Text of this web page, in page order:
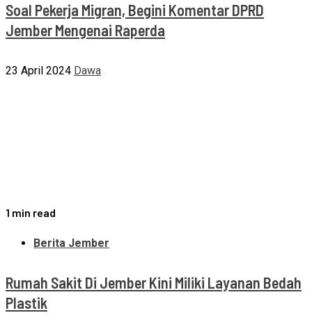
Soal Pekerja Migran, Begini Komentar DPRD
Jember Mengenai Raperda
23 April 2024 Dawa
1 min read
Berita Jember
Rumah Sakit Di Jember Kini Miliki Layanan Bedah
Plastik